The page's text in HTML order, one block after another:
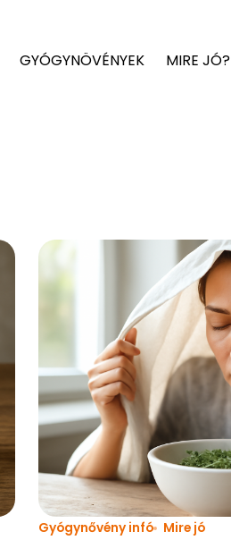
GYÓGYNÖVÉNYEK MIRE JÓ?
Gyógynővény infó Mire jó